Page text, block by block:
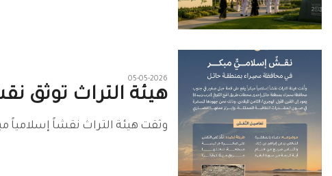
05-05-2026
هيئة التراث توثق
وثقت هيئة التراث نقشاً إسلامياً